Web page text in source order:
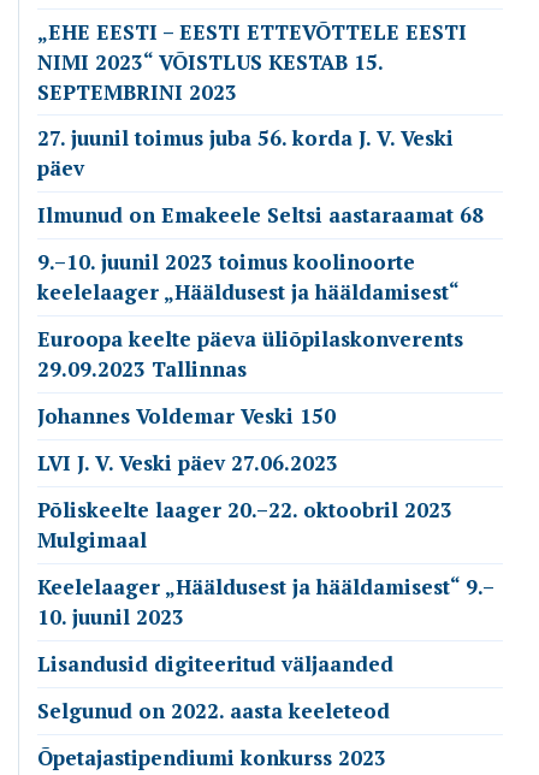
„EHE EESTI – EESTI ETTEVÕTTELE EESTI
NIMI 2023“ VÕISTLUS KESTAB 15.
SEPTEMBRINI 2023
27. juunil toimus juba 56. korda J. V. Veski
päev
Ilmunud on Emakeele Seltsi aastaraamat 68
9.–10. juunil 2023 toimus koolinoorte
keelelaager „Hääldusest ja hääldamisest“
Euroopa keelte päeva üliõpilaskonverents
29.09.2023 Tallinnas
Johannes Voldemar Veski 150
LVI J. V. Veski päev 27.06.2023
Põliskeelte laager 20.–22. oktoobril 2023
Mulgimaal
Keelelaager „Hääldusest ja hääldamisest“ 9.–
10. juunil 2023
Lisandusid digiteeritud väljaanded
Selgunud on 2022. aasta keeleteod
Õpetajastipendiumi konkurss 2023